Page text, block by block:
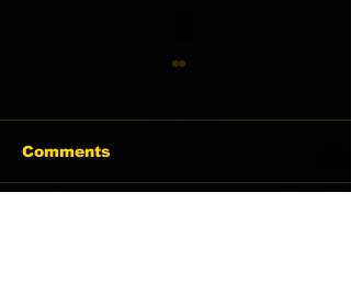
03-23 沙田日賽
Comments